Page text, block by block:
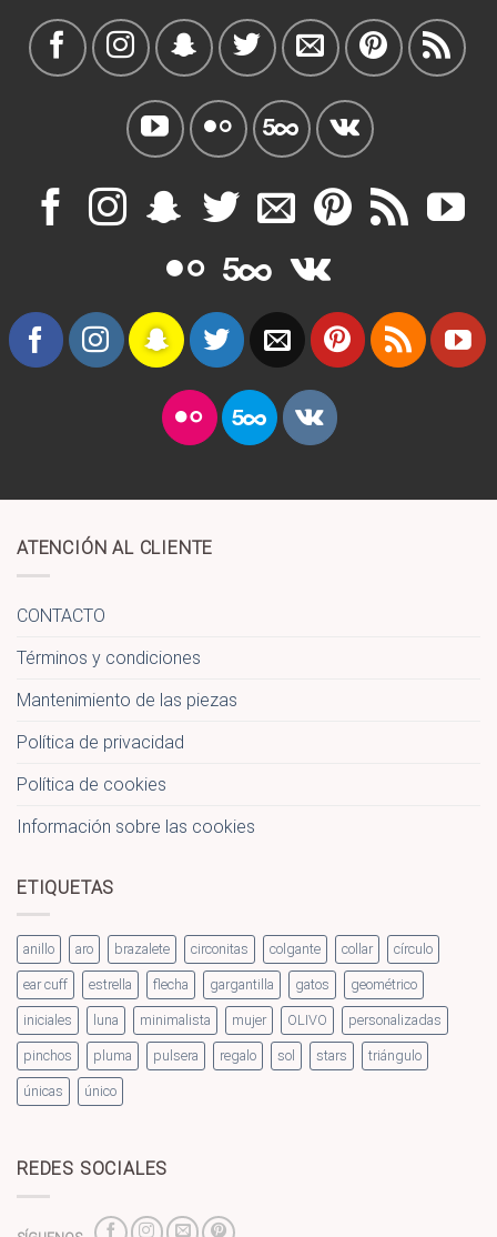
ATENCIÓN AL CLIENTE
CONTACTO
Términos y condiciones
Mantenimiento de las piezas
Política de privacidad
Política de cookies
Información sobre las cookies
ETIQUETAS
anillo aro brazalete circonitas colgante collar círculo
ear cuff estrella flecha gargantilla gatos geométrico
iniciales luna minimalista mujer OLIVO personalizadas
pinchos pluma pulsera regalo sol stars triángulo
únicas único
REDES SOCIALES